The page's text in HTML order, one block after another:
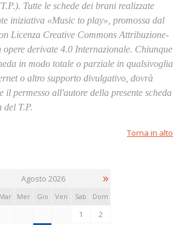
Tutte le schede dei brani realizzate
iniziativa «Music to play», promossa dal
Licenza Creative Commons Attribuzione-
derivate 4.0 Internazionale. Chiunque
in modo totale o parziale in qualsivoglia
o altro supporto divulgativo, dovrà
il permesso all'autore della presente scheda
del T.P.
Torna in alto
Agosto 2026 »
Mar Mer Gio Ven Sab Dom
1
2